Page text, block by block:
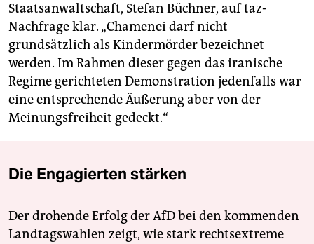
Staatsanwaltschaft, Stefan Büchner, auf taz-
Nachfrage klar. „Chamenei darf nicht
grundsätzlich als Kindermörder bezeichnet
werden. Im Rahmen dieser gegen das iranische
Regime gerichteten Demonstration jedenfalls war
eine entsprechende Äußerung aber von der
Meinungsfreiheit gedeckt.“
Die Engagierten stärken
Der drohende Erfolg der AfD bei den kommenden
Landtagswahlen zeigt, wie stark rechtsextreme